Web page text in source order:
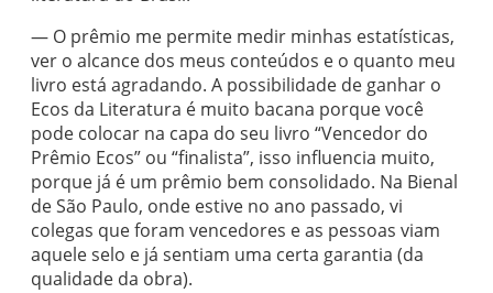
— O prêmio me permite medir minhas estatísticas,
ver o alcance dos meus conteúdos e o quanto meu
livro está agradando. A possibilidade de ganhar o
Ecos da Literatura é muito bacana porque você
pode colocar na capa do seu livro “Vencedor do
Prêmio Ecos” ou “finalista”, isso influencia muito,
porque já é um prêmio bem consolidado. Na Bienal
de São Paulo, onde estive no ano passado, vi
colegas que foram vencedores e as pessoas viam
aquele selo e já sentiam uma certa garantia (da
qualidade da obra).